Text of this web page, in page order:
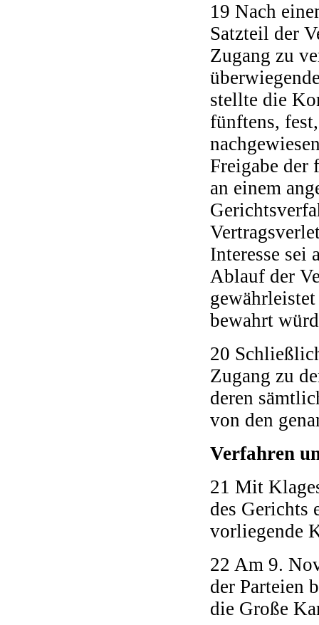
19 Nach
Satzteil der
Zugang zu
stellte die
fünftens,
Freigabe der
an einem
Interesse sei
Ablauf der
bewahrt
20
Zugang zu
deren
von den
Verfahren
21 Mit
des Gerichts
vorliegende
22 Am 9.
der Parteien
die Große